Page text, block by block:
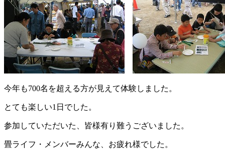
今年も700名を超える方が見えて体験しました。
とても楽しい1日でした。
参加していただいた、皆様有り難うございました。
畳ライフ・メンバーみんな、お疲れ様でした。